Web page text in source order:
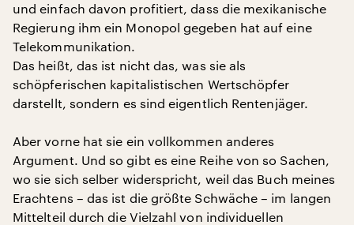
und einfach davon profitiert, dass die mexikanische
Regierung ihm ein Monopol gegeben hat auf eine
Telekommunikation.
Das heißt, das ist nicht das, was sie als
schöpferischen kapitalistischen Wertschöpfer
darstellt, sondern es sind eigentlich Rentenjäger.
Aber vorne hat sie ein vollkommen anderes
Argument. Und so gibt es eine Reihe von so Sachen,
wo sie sich selber widerspricht, weil das Buch meines
Erachtens – das ist die größte Schwäche – im langen
Mittelteil durch die Vielzahl von individuellen